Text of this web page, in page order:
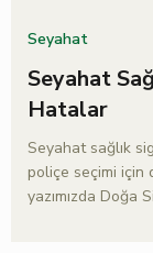
Seyahat
Seyahat
Hatalar
Seyahat sağlık
poliçe seçimi için
yazımızda Doğa